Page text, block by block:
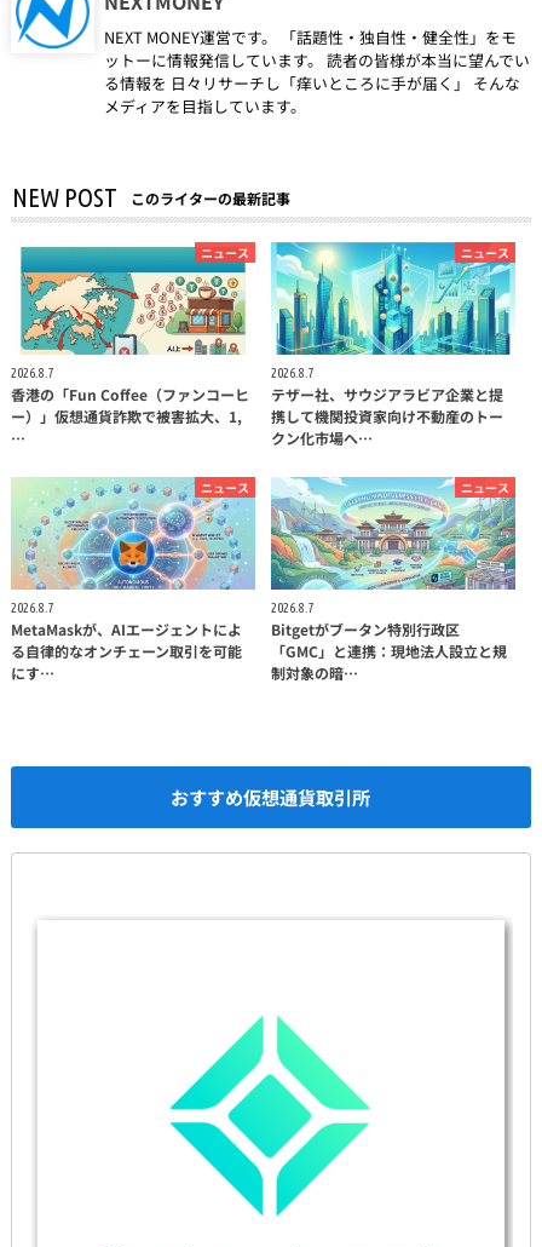
NEXT MONEY運営です。 「話題性・独自性・健全性」をモ
ットーに情報発信しています。 読者の皆様が本当に望んでい
る情報を 日々リサーチし「痒いところに手が届く」 そんな
メディアを目指しています。
NEW POST このライターの最新記事
ニュース
2026.8.7
香港の「Fun Coffee（ファンコーヒ
ー）」仮想通貨詐欺で被害拡大、1,
…
ニュース
2026.8.7
テザー社、サウジアラビア企業と提
携して機関投資家向け不動産のトー
クン化市場へ…
ニュース
2026.8.7
MetaMaskが、AIエージェントによ
る自律的なオンチェーン取引を可能
にす…
ニュース
2026.8.7
Bitgetがブータン特別行政区
「GMC」と連携：現地法人設立と規
制対象の暗…
おすすめ仮想通貨取引所